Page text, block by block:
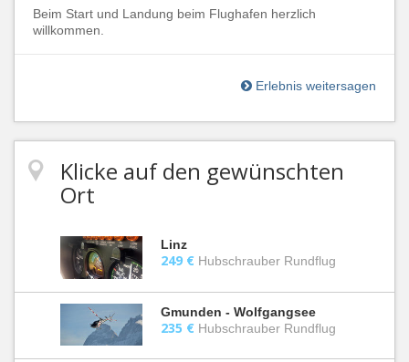
Beim Start und Landung beim Flughafen herzlich
willkommen.
Erlebnis weitersagen
Klicke auf den gewünschten
Ort
Linz
249 € Hubschrauber Rundflug
Gmunden - Wolfgangsee
235 € Hubschrauber Rundflug